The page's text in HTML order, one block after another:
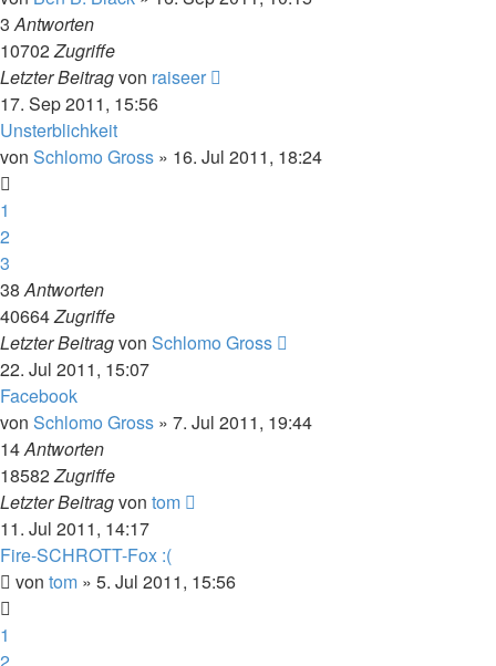
3Antworten
10702Zugriffe
Letzter Beitragvon raiseer
17. Sep 2011, 15:56
Unsterblichkeit
von Schlomo Gross » 16. Jul 2011, 18:24
1
2
3
38Antworten
40664Zugriffe
Letzter Beitragvon Schlomo Gross
22. Jul 2011, 15:07
Facebook
von Schlomo Gross » 7. Jul 2011, 19:44
14Antworten
18582Zugriffe
Letzter Beitragvon tom
11. Jul 2011, 14:17
Fire-SCHROTT-Fox :(
von tom » 5. Jul 2011, 15:56
1